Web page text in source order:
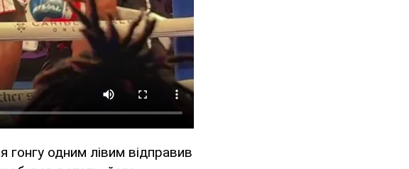
одним лівим відправив